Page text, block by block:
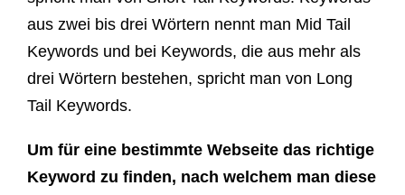
aus zwei bis drei Wörtern nennt man Mid Tail
Keywords und bei Keywords, die aus mehr als
drei Wörtern bestehen, spricht man von Long
Tail Keywords.
Um für eine bestimmte Webseite das richtige
Keyword zu finden, nach welchem man diese